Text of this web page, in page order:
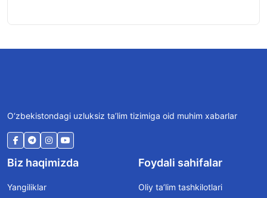
O‘zbekistondagi uzluksiz ta’lim tizimiga oid muhim xabarlar
Biz haqimizda
Yangiliklar
Foydali sahifalar
Oliy ta’lim tashkilotlari